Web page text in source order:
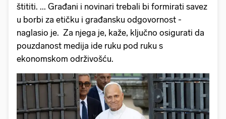
štititi. ... Građani i novinari trebali bi formirati savez
u borbi za etičku i građansku odgovornost -
naglasio je. Za njega je, kaže, ključno osigurati da
pouzdanost medija ide ruku pod ruku s
ekonomskom održivošću.